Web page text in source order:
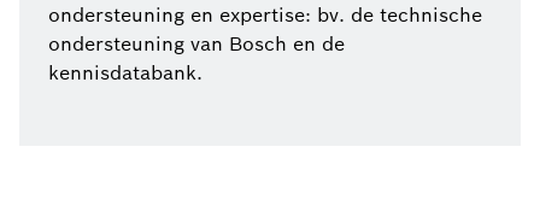
ondersteuning en expertise: bv. de technische
ondersteuning van Bosch en de
kennisdatabank.